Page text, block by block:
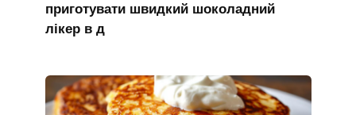
приготувати швидкий шоколадний
лікер в д